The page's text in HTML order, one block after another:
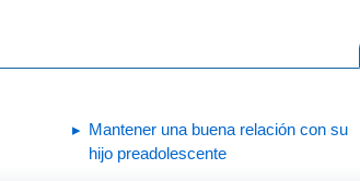
Mantener una buena relación con su
hijo preadolescente